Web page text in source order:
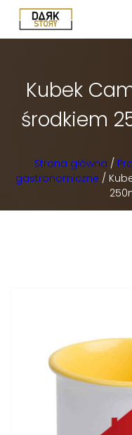
Kubek
środkiem
Strona główna /
gastronomiczne /